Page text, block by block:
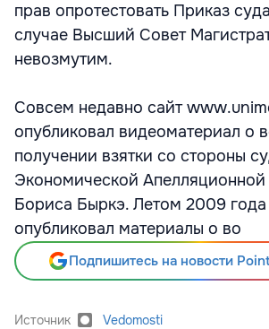
прав опротестовать Приказ
случае Высший Совет
невозмутим.
Совсем недавно сайт
опубликовал видеоматериал о
получении взятки со стороны
Экономической Апелляционной
Бориса Быркэ. Летом 2009 года
опубликовал материалы о во
Подпишитесь на новости
Источник Vedomosti